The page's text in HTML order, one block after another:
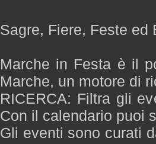
Sagre, Fiere, Feste ed
Marche in Festa è il
Marche, un motore di
RICERCA: Filtra gli
Con il calendario puoi
Gli eventi sono curati